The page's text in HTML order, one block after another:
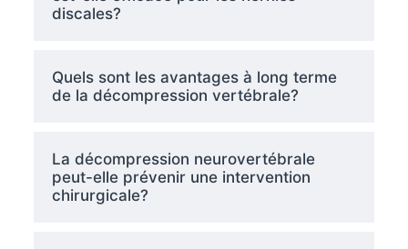
discales?
Quels sont les avantages à long terme
de la décompression vertébrale?
La décompression neurovertébrale
peut-elle prévenir une intervention
chirurgicale?